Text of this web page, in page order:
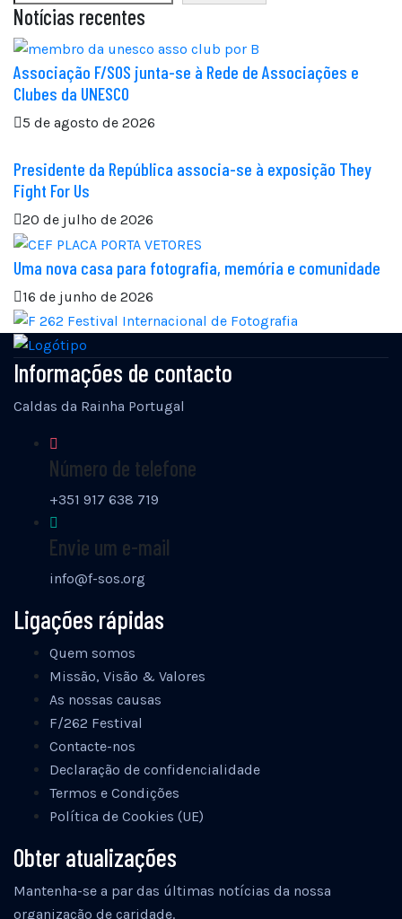
Notícias recentes
Associação F/SOS junta-se à Rede de Associações e
Clubes da UNESCO
5 de agosto de 2026
Presidente da República associa-se à exposição They
Fight For Us
20 de julho de 2026
Uma nova casa para fotografia, memória e comunidade
16 de junho de 2026
Informações de contacto
Caldas da Rainha Portugal
Número de telefone
+351 917 638 719
Envie um e-mail
info@f-sos.org
Ligações rápidas
Quem somos
Missão, Visão & Valores
As nossas causas
F/262 Festival
Contacte-nos
Declaração de confidencialidade
Termos e Condições
Política de Cookies (UE)
Obter atualizações
Mantenha-se a par das últimas notícias da nossa
organização de caridade.